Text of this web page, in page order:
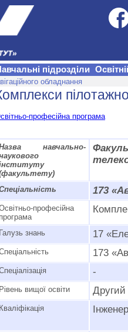
підрозділи
обладнання
професійна програма
навчально-
173
професійна
програма
Галузь знань 17
173
-
Рівень вищої освіти Другий
Кваліфікація